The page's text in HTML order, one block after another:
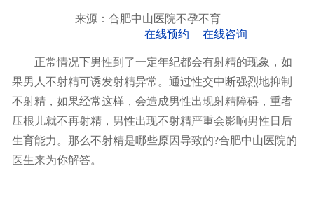
来源：合肥中山医院不孕不育
在线预约 | 在线咨询
正常情况下男性到了一定年纪都会有射精的现象，如
果男人不射精可诱发射精异常。通过性交中断强烈地抑制
不射精，如果经常这样，会造成男性出现射精障碍，重者
压根儿就不再射精，男性出现不射精严重会影响男性日后
生育能力。那么不射精是哪些原因导致的?合肥中山医院的
医生来为你解答。